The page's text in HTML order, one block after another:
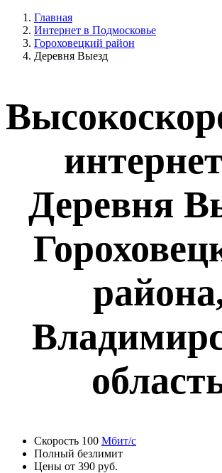
Главная
Интернет в Подмосковье
Гороховецкий район
Деревня Выезд
Деревня
Скорость 100 Мбит/с
Полный безлимит
Цены от 390 руб.